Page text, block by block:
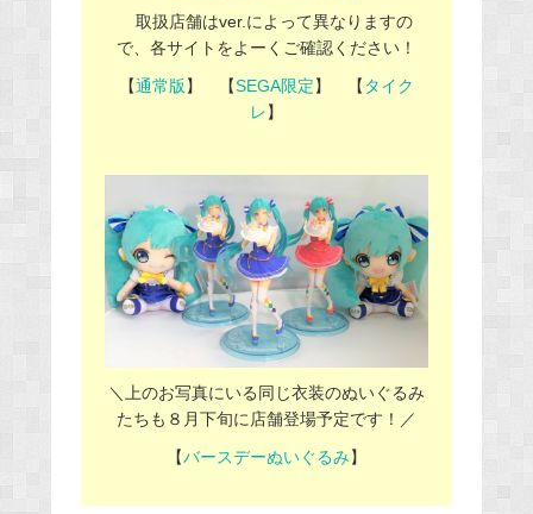
取扱店舗はver.によって異なりますの
で、各サイトをよーくご確認ください！
【通常版】 【SEGA限定】 【 タイク
レ】
＼上のお写真にいる同じ衣装のぬいぐるみ
たちも８月下旬に店舗登場予定です！／
【バースデーぬいぐるみ】